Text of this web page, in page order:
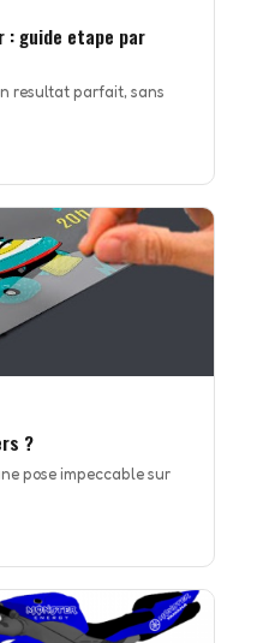
: guide etape par
resultat parfait, sans
?
pose impeccable sur